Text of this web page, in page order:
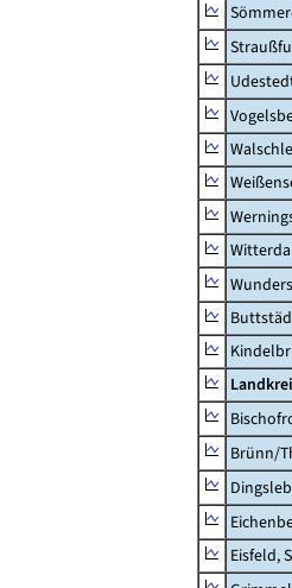
Witterda
Brünn/
Eisfeld,